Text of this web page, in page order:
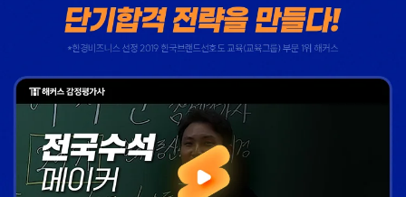
해커스 강의는 타 학원
실무 강의와 달리 문제와
자료를 밀도있게
조합하여 풀 수 있는
방법을 알려주십니다.
해커스에서 시작했으면
더 빨리 합격하지
주변 분들에게도
감정평가사 시작은
해커스에서 하라고
추천합니다.